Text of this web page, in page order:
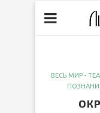
ВЕСЬ МИР -